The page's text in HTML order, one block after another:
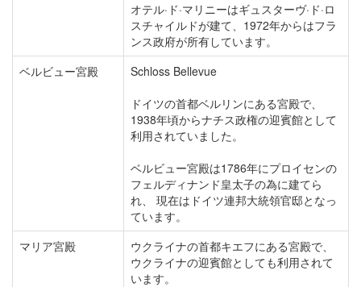
オテル·ド·マリニーはギュスターヴ·ド·ロ
スチャイルドが建て、1972年からはフラ
ンス政府が所有しています。
ベルビュー宮殿
Schloss Bellevue
ドイツの首都ベルリンにある宮殿で、
1938年頃からナチス政権の迎賓館として
利用されていました。
ベルビュー宮殿は1786年にプロイセンの
フェルディナンド皇太子の為に建てら
れ、 現在はドイツ連邦大統領官邸となっ
ています。
マリア宮殿
ウクライナの首都キエフにある宮殿で、
ウクライナの迎賓館としても利用されて
います。